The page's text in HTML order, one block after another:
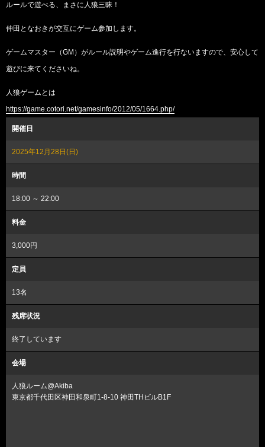
ルールで遊べる、まさに人狼三昧！
仲田となおきが交互にゲーム参加します。
ゲームマスター（GM）がルール説明やゲーム進行を行ないますので、安心して
遊びに来てくださいね。
人狼ゲームとは
https://game.cotori.net/gamesinfo/2012/05/1664.php/
開催日
2025年12月28日(日)
時間
18:00 ～ 22:00
料金
3,000円
定員
13名
残席状況
終了しています
会場
人狼ルーム@Akiba
東京都千代田区神田和泉町1-8-10 神田THビルB1F